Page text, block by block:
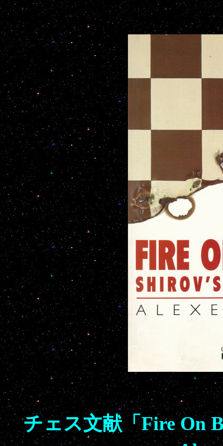
チェス文献「Fire On